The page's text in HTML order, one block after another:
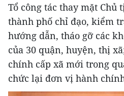
Tổ công tác thay mặt Chủ
thành phố chỉ đạo, kiểm
hướng dẫn, tháo gỡ các
của 30 quận, huyện, thị
chính cấp xã mới trong
chức lại đơn vị hành